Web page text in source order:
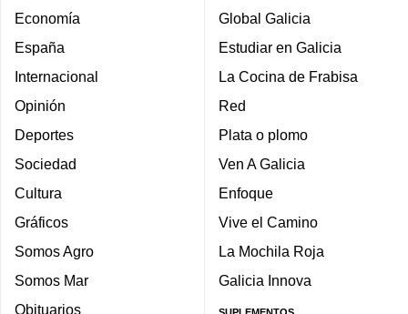
Economía
España
Internacional
Opinión
Deportes
Sociedad
Cultura
Gráficos
Somos Agro
Somos Mar
Obituarios
Global Galicia
Estudiar en Galicia
La Cocina de Frabisa
Red
Plata o plomo
Ven A Galicia
Enfoque
Vive el Camino
La Mochila Roja
Galicia Innova